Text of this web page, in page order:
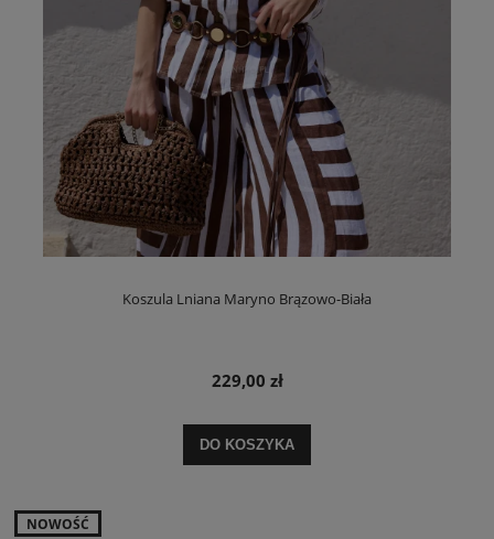
Koszula Lniana Maryno Brązowo-Biała
229,00 zł
DO KOSZYKA
NOWOŚĆ